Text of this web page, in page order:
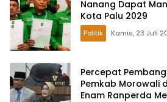
Nanang Dapat
Kota Palu 2029
Politik
Percepat
Pemkab Morowali
Enam Ranperda